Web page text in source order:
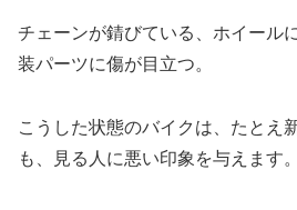
チェーンが錆びている、ホイール
装パーツに傷が目立つ。
こうした状態のバイクは、たとえ
も、見る人に悪い印象を与えます。